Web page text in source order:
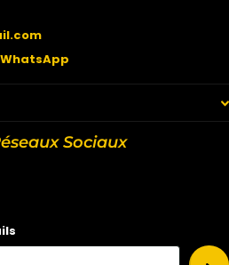
WhatsApp
Sociaux